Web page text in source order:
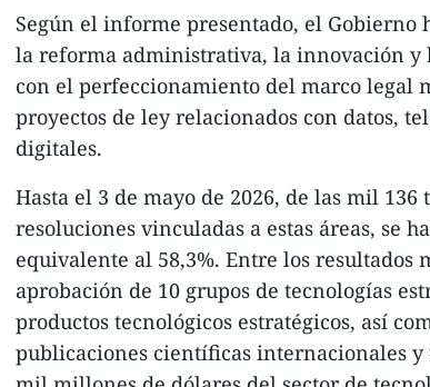
​Según el informe presentado, el
la reforma administrativa, la innovación
con el perfeccionamiento del marco legal
proyectos de ley relacionados con datos,
digitales.
​Hasta el 3 de mayo de 2026, de las mil
resoluciones vinculadas a estas áreas, se
equivalente al 58,3%. Entre los resultados
aprobación de 10 grupos de tecnologías
productos tecnológicos estratégicos, así
publicaciones científicas internacionales y